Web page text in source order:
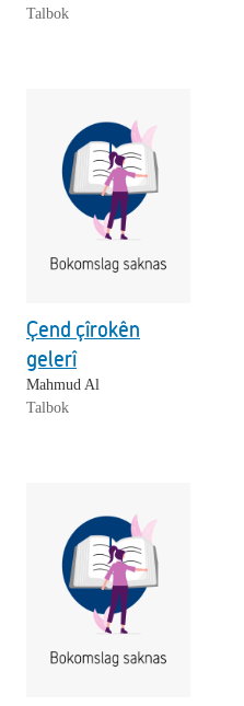
Talbok
Çend çîrokên
gelerî
Mahmud Al
Talbok